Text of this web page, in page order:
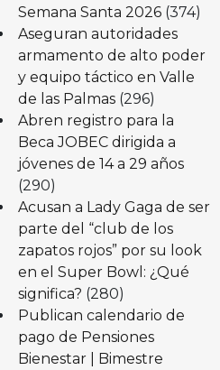
Semana Santa 2026 (374)
Aseguran autoridades
armamento de alto poder
y equipo táctico en Valle
de las Palmas (296)
Abren registro para la
Beca JOBEC dirigida a
jóvenes de 14 a 29 años
(290)
Acusan a Lady Gaga de ser
parte del “club de los
zapatos rojos” por su look
en el Super Bowl: ¿Qué
significa? (280)
Publican calendario de
pago de Pensiones
Bienestar | Bimestre